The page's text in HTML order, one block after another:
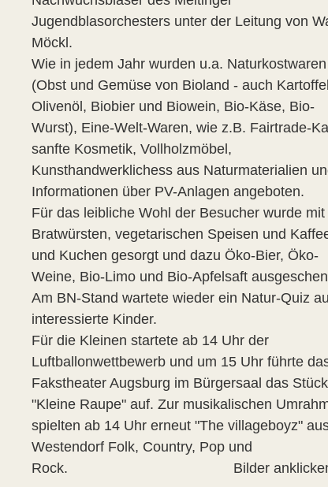
Jugendblasorchesters unter der Leitung von
Möckl.
Wie in jedem Jahr wurden u.a. Naturkostwaren
(Obst und Gemüse von Bioland - auch
Olivenöl, Biobier und Biowein, Bio-Käse, Bio-
Wurst), Eine-Welt-Waren, wie z.B. Fairtrade-
sanfte Kosmetik, Vollholzmöbel,
Kunsthandwerklichess aus Naturmaterialien
Informationen über PV-Anlagen angeboten.
Für das leibliche Wohl der Besucher wurde
Bratwürsten, vegetarischen Speisen und
und Kuchen gesorgt und dazu Öko-Bier, Öko-
Weine, Bio-Limo und Bio-Apfelsaft
Am BN-Stand wartete wieder ein Natur-Quiz
interessierte Kinder.
Für die Kleinen startete ab 14 Uhr der
Luftballonwettbewerb und um 15 Uhr führte
Fakstheater Augsburg im Bürgersaal das Stück
"Kleine Raupe" auf. Zur musikalischen
spielten ab 14 Uhr erneut "The villageboyz"
Westendorf Folk, Country, Pop und
Rock. Bilder